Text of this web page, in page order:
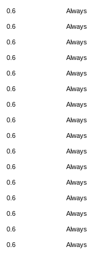
Always
0.6
Always
0.6
Always
0.6
Always
0.6
Always
0.6
Always
0.6
Always
0.6
Always
0.6
Always
0.6
Always
0.6
Always
0.6
Always
0.6
Always
0.6
Always
0.6
Always
0.6
Always
0.6